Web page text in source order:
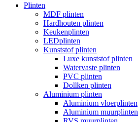
Plinten
MDF plinten
Hardhouten plinten
Keukenplinten
LEDplinten
Kunststof plinten
Luxe kunststof plinten
Watervaste plinten
PVC plinten
Dollken plinten
Aluminium plinten
Aluminium vloerplinten
Aluminium muurplinten